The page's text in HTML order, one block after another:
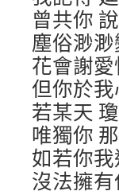
曾共你
塵俗渺
花會謝
但你於
若某天
唯獨你
如若你
沒法擁